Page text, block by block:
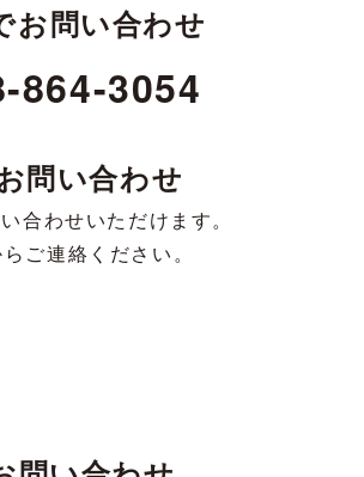
お問い合わせ
864-3054
問い合わせ
合わせいただけます。
ご連絡ください。